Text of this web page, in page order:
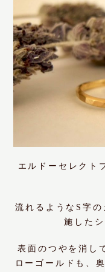
エルドーセレクト
流れるようなS字
施した
表面のつやを消し
ローゴールドも、